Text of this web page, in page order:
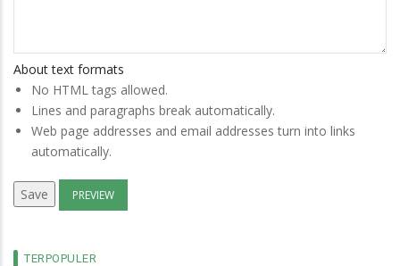
About text formats
No HTML tags allowed.
Lines and paragraphs break automatically.
Web page addresses and email addresses turn into links
automatically.
TERPOPULER